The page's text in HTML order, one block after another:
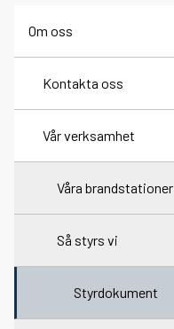
Kontakta oss
Om oss
Kontakta oss
Skicka faktura
Vår verksamhet
Våra brandstationer
Så styrs vi
Styrdokument